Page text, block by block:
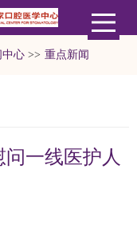
中心 >> 重点新闻
一线医护人